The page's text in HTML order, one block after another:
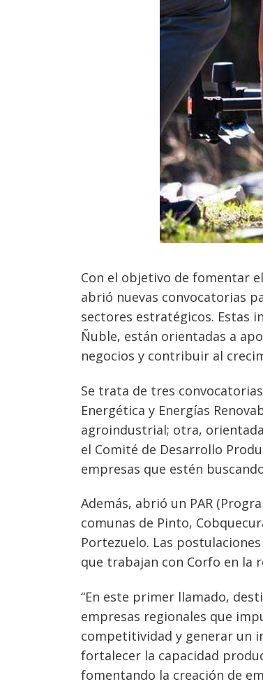
Con el objetivo de fomentar
abrió nuevas convocatorias
sectores estratégicos. Estas
Ñuble, están orientadas a
negocios y contribuir al
Se trata de tres
Energética y Energías
agroindustrial; otra,
el Comité de Desarrollo
empresas que estén
Además, abrió un PAR
comunas de Pinto,
Portezuelo. Las
que trabajan con Corfo en la
“En este primer llamado,
empresas regionales que
competitividad y generar un
fortalecer la capacidad
fomentando la creación de
Navegación